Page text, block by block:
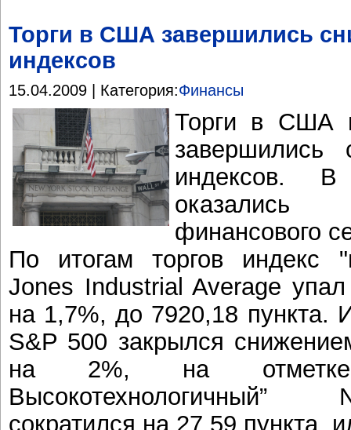
Торги в США завершились
индексов
15.04.2009 | Категория:Финансы
Торги в США
завершились
индексов.
финансового
По итогам торгов индекс
Jones Industrial Average
на 1,7%, до 7920,18 пункта.
S&P 500 закрылся
на 2%, на отметке
сократился на 27,59 пункта,